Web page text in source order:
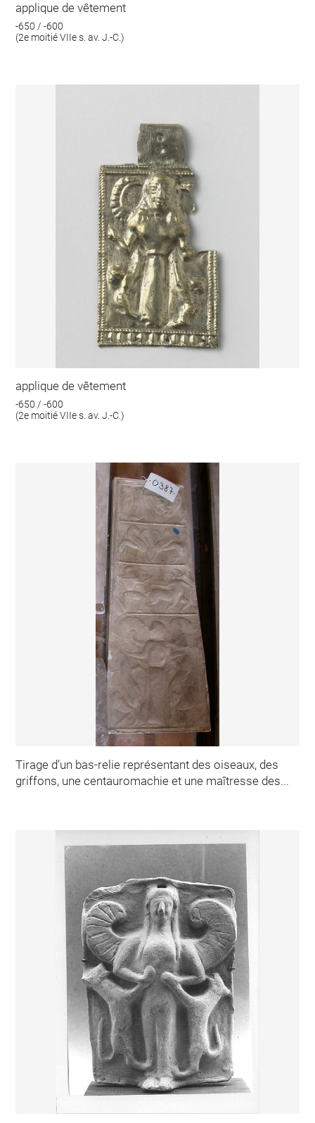
applique de vêtement
-650 / -600
(2e moitié VIIe s. av. J.-C.)
applique de vêtement
-650 / -600
(2e moitié VIIe s. av. J.-C.)
Tirage d’un bas-relie représentant des oiseaux, des
griffons, une centauromachie et une maîtresse des...